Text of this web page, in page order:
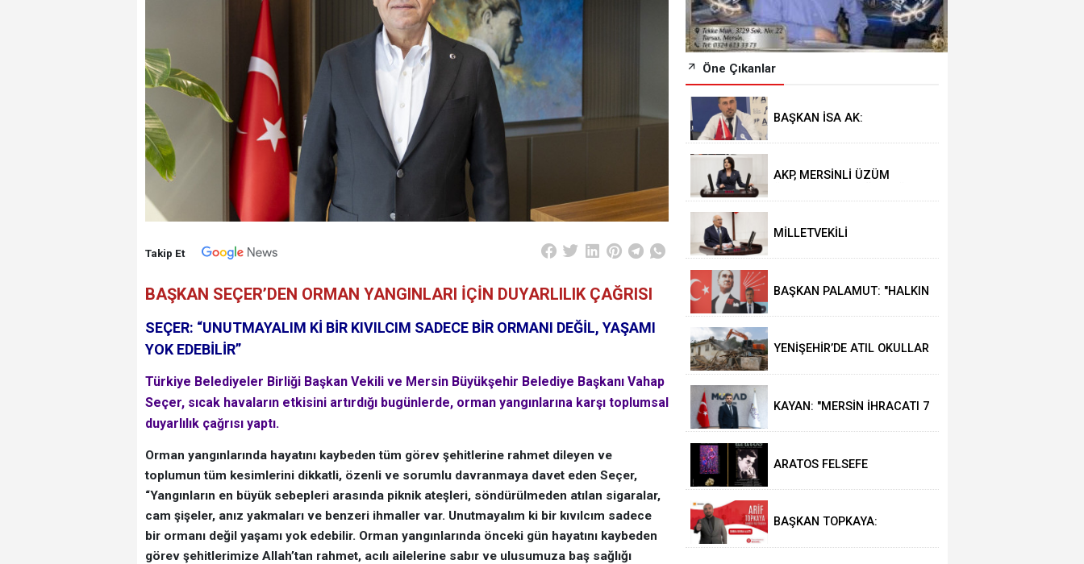
Takip Et
BAŞKAN SEÇER’DEN ORMAN YANGINLARI İÇİN DUYARLILIK ÇAĞRISI
SEÇER: “UNUTMAYALIM Kİ BİR KIVILCIM SADECE BİR ORMANI DEĞİL, YAŞAMI
YOK EDEBİLİR”
Türkiye Belediyeler Birliği Başkan Vekili ve Mersin Büyükşehir Belediye Başkanı Vahap
Seçer, sıcak havaların etkisini artırdığı bugünlerde, orman yangınlarına karşı toplumsal
duyarlılık çağrısı yaptı.
Orman yangınlarında hayatını kaybeden tüm görev şehitlerine rahmet dileyen ve
toplumun tüm kesimlerini dikkatli, özenli ve sorumlu davranmaya davet eden Seçer,
“Yangınların en büyük sebepleri arasında piknik ateşleri, söndürülmeden atılan sigaralar,
cam şişeler, anız yakmaları ve benzeri ihmaller var. Unutmayalım ki bir kıvılcım sadece
bir ormanı değil yaşamı yok edebilir. Orman yangınlarında önceki gün hayatını kaybeden
görev şehitlerimize Allah’tan rahmet, acılı ailelerine sabır ve ulusumuza baş sağlığı
Öne Çıkanlar
BAŞKAN İSA AK:
GELECEĞİMİZDİR”
AKP, MERSİNLİ ÜZÜM
TOPRAĞINI TERK ET" DİYOR
MİLLETVEKİLİ
ESER" ÇAĞRISI
BAŞKAN PALAMUT: "HALKIN
HİZMET"
YENİŞEHİR’DE ATIL OKULLAR
YIKILIYOR
KAYAN: "MERSİN İHRACATI 7
AŞTI"
ARATOS FELSEFE
YAYINLANDI
BAŞKAN TOPKAYA:
ÜRETİM VE TİCARETİ